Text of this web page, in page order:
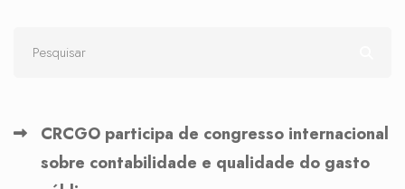
CRCGO participa de congresso internacional
sobre contabilidade e qualidade do gasto